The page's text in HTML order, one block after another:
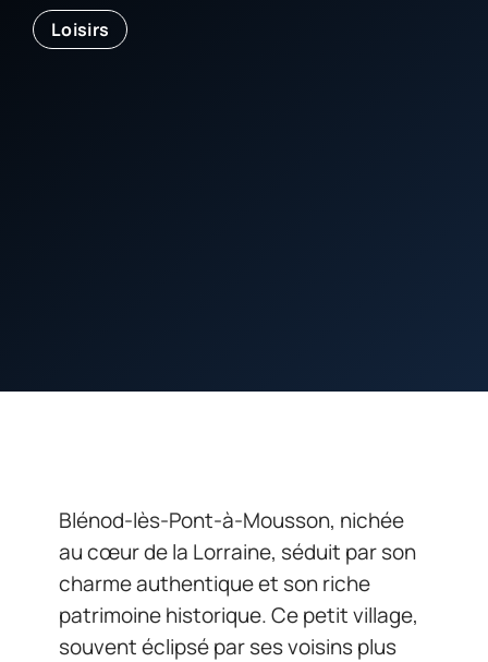
Loisirs
Blénod-lès-Pont-à-Mousson, nichée
au cœur de la Lorraine, séduit par son
charme authentique et son riche
patrimoine historique. Ce petit village,
souvent éclipsé par ses voisins plus